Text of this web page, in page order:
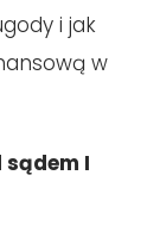
i jak
w
I